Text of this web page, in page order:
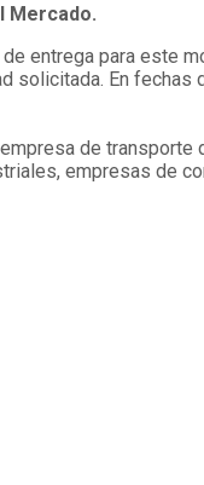
Mercado.
entrega para este
solicitada. En fechas
de transporte
empresas de